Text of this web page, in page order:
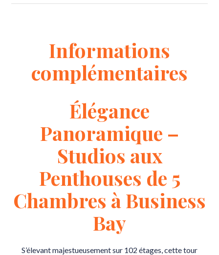
Informations
complémentaires
Élégance
Panoramique –
Studios aux
Penthouses de 5
Chambres à Business
Bay
S’élevant majestueusement sur 102 étages, cette tour